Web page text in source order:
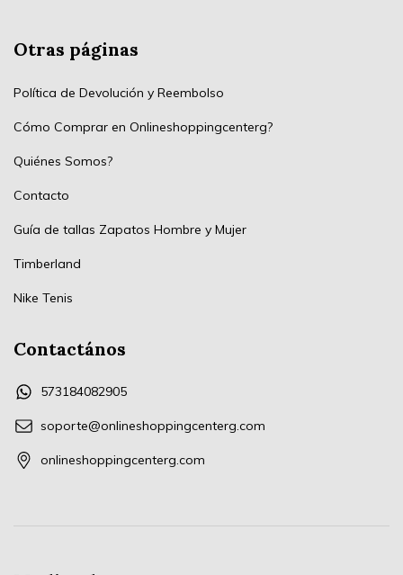
Otras páginas
Política de Devolución y Reembolso
Cómo Comprar en Onlineshoppingcenterg?
Quiénes Somos?
Contacto
Guía de tallas Zapatos Hombre y Mujer
Timberland
Nike Tenis
Contactános
573184082905
soporte@onlineshoppingcenterg.com
onlineshoppingcenterg.com